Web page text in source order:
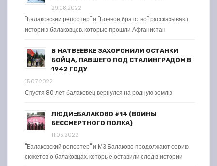
29.08.2022
"Балаковский репортер" и "Боевое братство" рассказывают
историю балаковцев, которые прошли Афганистан
В МАТВЕЕВКЕ ЗАХОРОНИЛИ ОСТАНКИ
БОЙЦА, ПАВШЕГО ПОД СТАЛИНГРАДОМ В
1942 ГОДУ
15.07.2022
Спустя 80 лет балаковец вернулся на родную землю
ЛЮДИ=БАЛАКОВО #14 (ВОИНЫ
БЕССМЕРТНОГО ПОЛКА)
11.05.2022
"Балаковский репортер" и МЗ Балаково продолжают серию
сюжетов о балаковцах, которые оставили след в истории